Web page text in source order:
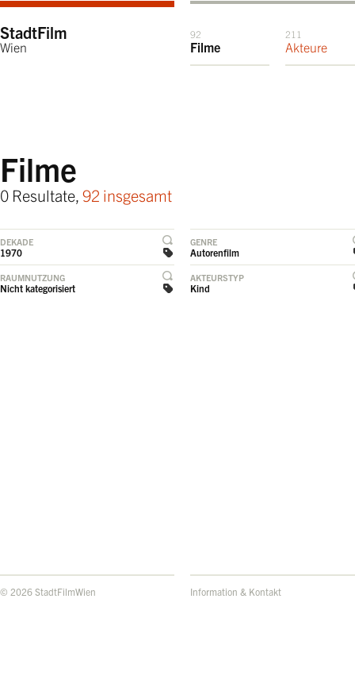
StadtFilm
Wien
92
Filme
211
Akteure
Filme
0 Resultate, 92 insgesamt
DEKADE
1970
GENRE
Autorenfilm
RAUMNUTZUNG
Nicht kategorisiert
AKTEURSTYP
Kind
© 2026 StadtFilmWien Information & Kontakt